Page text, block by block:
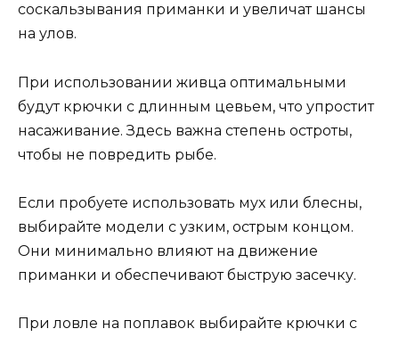
соскальзывания приманки и увеличат шансы
на улов.
При использовании живца оптимальными
будут крючки с длинным цевьем, что упростит
насаживание. Здесь важна степень остроты,
чтобы не повредить рыбе.
Если пробуете использовать мух или блесны,
выбирайте модели с узким, острым концом.
Они минимально влияют на движение
приманки и обеспечивают быструю засечку.
При ловле на поплавок выбирайте крючки с